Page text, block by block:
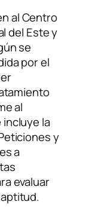
al Centro
del Este y
se
por el
al
la
y
a
evaluar